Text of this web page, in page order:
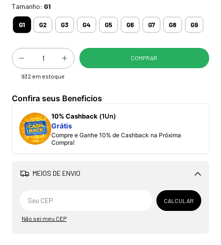
Tamanho: G1
G1 G2 G3 G4 G5 G6 G7 G8 G9
932 em estoque
Confira seus Beneficios
10% Cashback (1Un)
Grátis
Compre e Ganhe 10% de Cashback na Próxima
Compra!
MEIOS DE ENVIO
Alterar CEP
CALCULAR
Não sei meu CEP